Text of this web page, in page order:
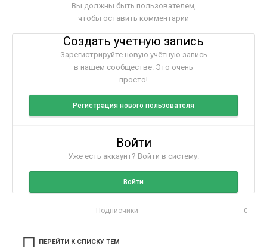
Вы должны быть пользователем,
чтобы оставить комментарий
Создать учетную запись
Зарегистрируйте новую учётную запись
в нашем сообществе. Это очень
просто!
Регистрация нового пользователя
Войти
Уже есть аккаунт? Войти в систему.
Войти
Подписчики 0
ПЕРЕЙТИ К СПИСКУ ТЕМ